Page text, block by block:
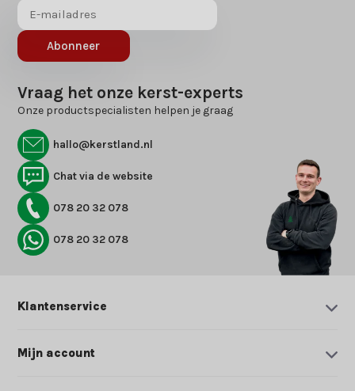
Abonneer
Vraag het onze kerst-experts
Onze productspecialisten helpen je graag
hallo@kerstland.nl
Chat via de website
078 20 32 078
078 20 32 078
Klantenservice
Mijn account